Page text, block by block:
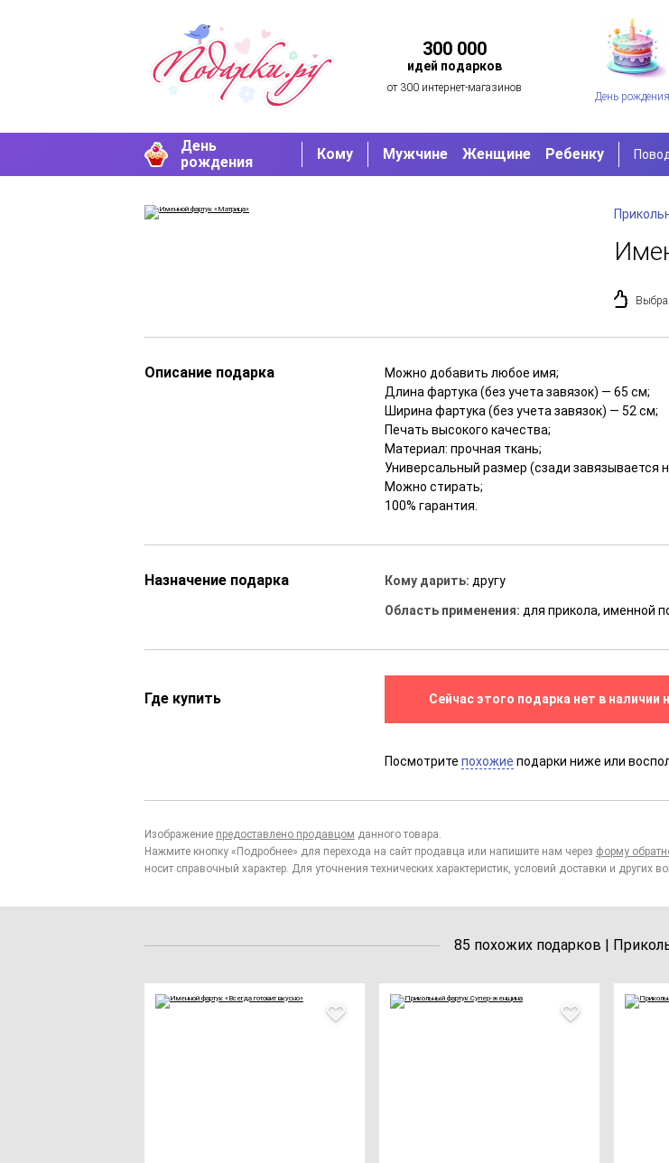
300 000
идей подарков
от 300 интернет-магазинов
День рождения
День
рождения
Кому Мужчине Женщине Ребенку
Описание подарка
Можно добавить любое имя;
Длина фартука (без учета завязок) — 65 см;
Ширина фартука (без учета завязок) — 52 см;
Печать высокого качества;
Материал: прочная ткань;
Универсальный размер (сзади завязывается
Можно стирать;
100% гарантия.
Назначение подарка Кому дарить:другу
Область применения:для прикола, именной
Где купить Сейчас этого подарка нет в
Посмотритепохожие подарки ниже или
Изображение предоставлено продавцом данного товара.
Нажмите кнопку «Подробнее» для перехода на сайт продавца или напишите нам через форму
носит справочный характер. Для уточнения технических характеристик, условий доставки и других
85 похожих подарков |